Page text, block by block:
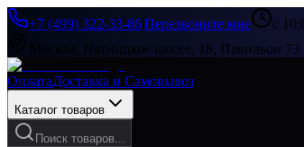
+7 (499) 322-33-86|Перезвоните мне
с
Москва, Пятницкое шоссе, 18, Павильон 73
ОплатаДоставка и Самовывоз
Каталог товаров
Поиск товаров...